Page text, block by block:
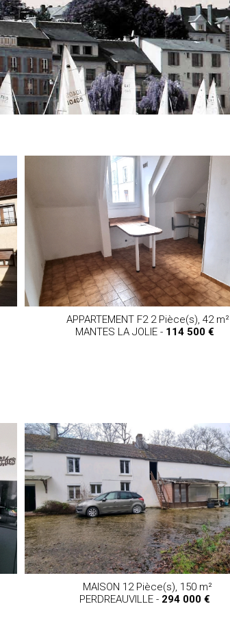
APPARTEMENT F2 2 Pièce(s), 42 m²
MANTES LA JOLIE - 114 500 €
MAISON 12 Pièce(s), 150 m²
PERDREAUVILLE - 294 000 €